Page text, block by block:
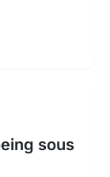
sous